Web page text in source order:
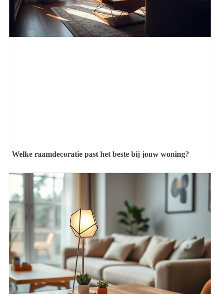
Welke raamdecoratie past het beste bij jouw woning?